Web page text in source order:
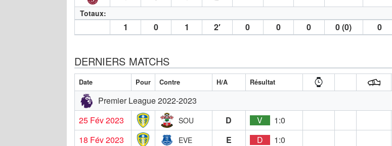
Totaux:
1 0 1 2′ 0 0 0 0 (0) 0
DERNIERS MATCHS
Date Pour Contre H/A Résultat
Premier League 2022-2023
25 Fév 2023
SOU D V
1:0
18 Fév 2023
EVE E D
1:0